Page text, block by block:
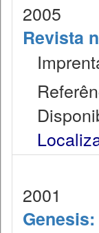
2005
Revista
2001